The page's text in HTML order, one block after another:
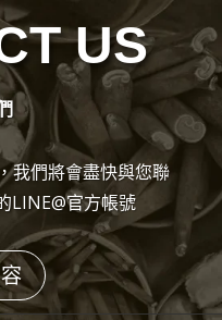
US
我們將會盡快與您聯
LINE@官方帳號